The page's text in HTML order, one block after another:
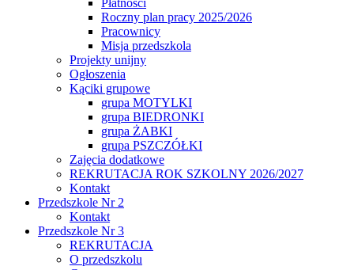
Płatności
Roczny plan pracy 2025/2026
Pracownicy
Misja przedszkola
Projekty unijny
Ogłoszenia
Kąciki grupowe
grupa MOTYLKI
grupa BIEDRONKI
grupa ŻABKI
grupa PSZCZÓŁKI
Zajęcia dodatkowe
REKRUTACJA ROK SZKOLNY 2026/2027
Kontakt
Przedszkole Nr 2
Kontakt
Przedszkole Nr 3
REKRUTACJA
O przedszkolu